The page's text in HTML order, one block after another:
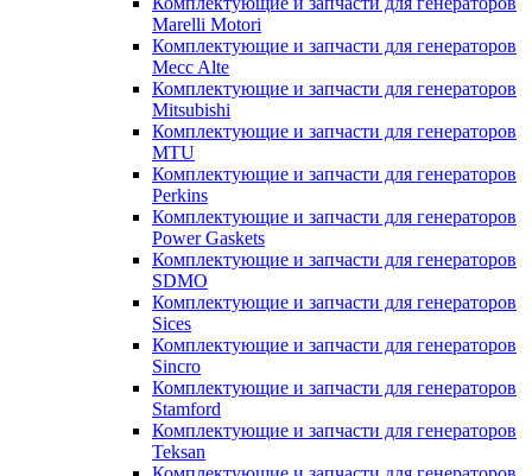
Marelli Motori
Комплектующие и запчасти для генераторов
Mecc Alte
Комплектующие и запчасти для генераторов
Mitsubishi
Комплектующие и запчасти для генераторов
MTU
Комплектующие и запчасти для генераторов
Perkins
Комплектующие и запчасти для генераторов
Power Gaskets
Комплектующие и запчасти для генераторов
SDMO
Комплектующие и запчасти для генераторов
Sices
Комплектующие и запчасти для генераторов
Sincro
Комплектующие и запчасти для генераторов
Stamford
Комплектующие и запчасти для генераторов
Teksan